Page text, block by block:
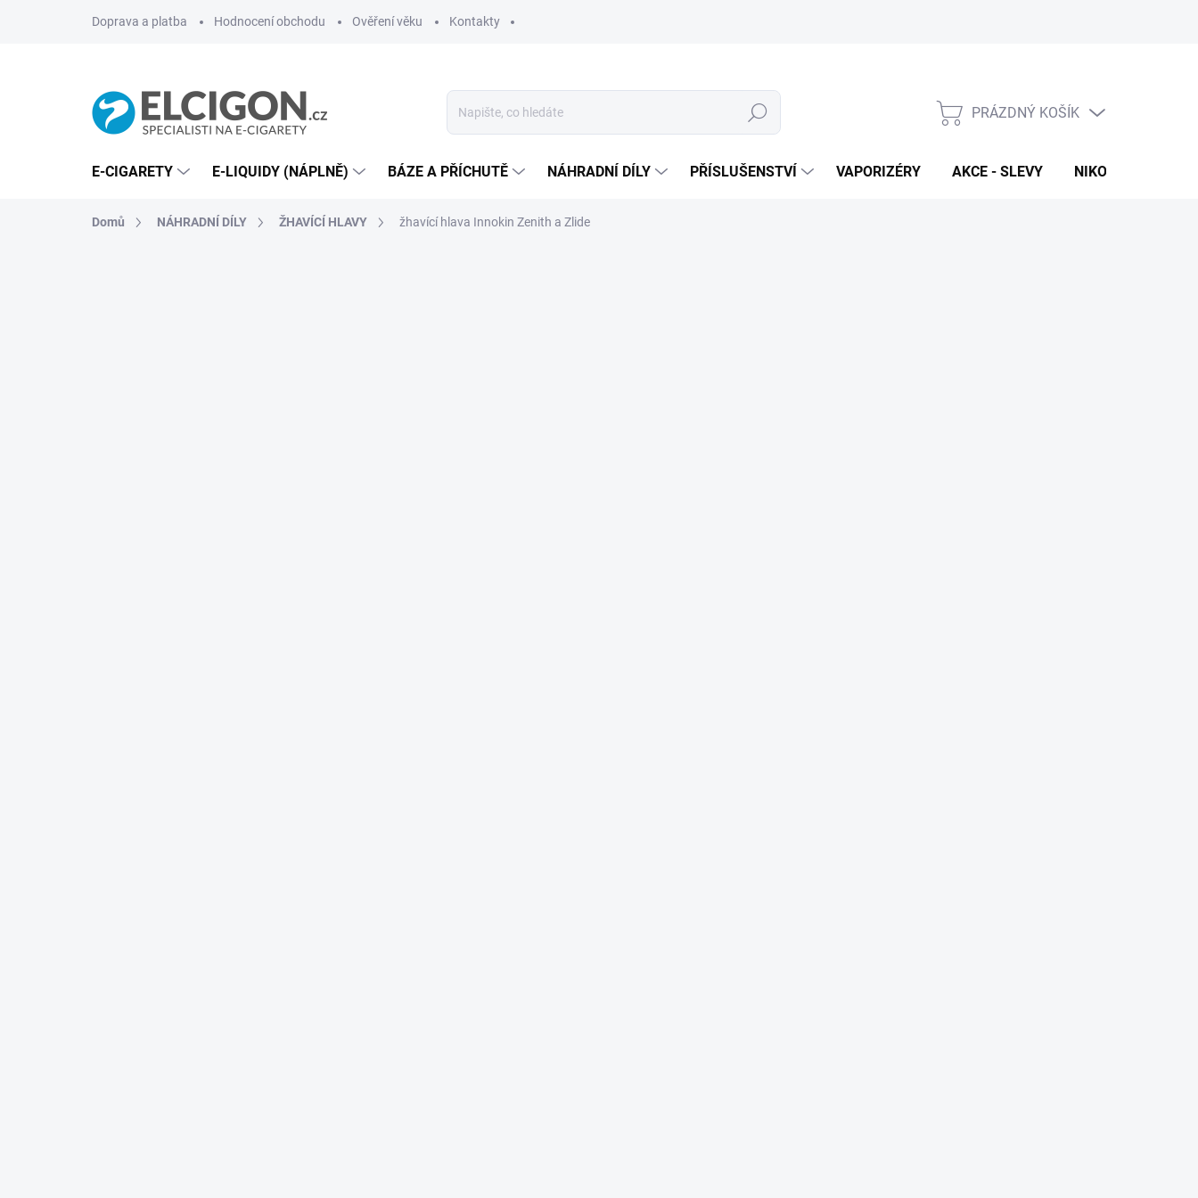
Doprava a platba Hodnocení obchodu Ověření věku Kontakty
Hledat
NÁKUPNÍ
PRÁZDNÝ KOŠÍK
E-CIGARETY E-LIQUIDY (NÁPLNĚ) BÁZE A PŘÍCHUTĚ NÁHRADNÍ DÍLY PŘÍSLUŠENSTVÍ VAPORIZÉRY AKCE - SLEVY NIKOTINOVÉ
Domů NÁHRADNÍ DÍLY ŽHAVÍCÍ HLAVY žhavící hlava Innokin Zenith a Zlide